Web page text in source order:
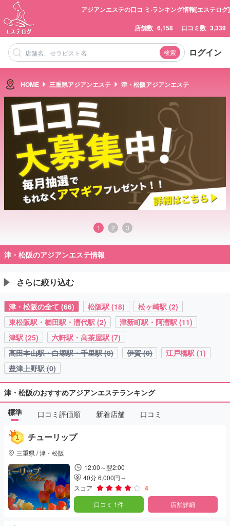
アジアンエステの口コ ミ·ランキング情報[エステログ]
店舗数 6,158 口コミ数 3,339
検索 ログイン
HOME 三重県アジアンエステ 津・松阪アジアンエステ
1 2 3
津・松阪のアジアンエステ情報
さらに絞り込む
津・松阪の全て (66) 松阪駅 (18)
松ヶ崎駅 (2)
東松阪駅・櫛田駅・漕代駅 (2)
津新町駅・阿漕駅 (11)
津駅 (25)
六軒駅・高茶屋駅 (7)
高田本山駅・白塚駅・千里駅 (0)
伊賀 (0)
江戸橋駅 (1)
豊津上野駅 (0)
津・松阪のおすすめアジアンエステランキング
標準
口コミ評価順 新着店舗 口コミ
チューリップ
三重県 / 津・松阪
12:00～翌2:00
40分 6,000円～
スコア
4
口コミ 1件 店舗詳細